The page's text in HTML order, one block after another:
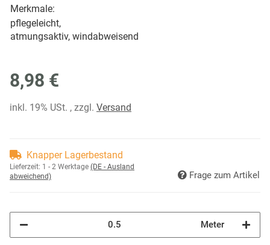
Merkmale:
pflegeleicht,
atmungsaktiv, windabweisend
8,98 €
inkl. 19% USt. , zzgl. Versand
Knapper Lagerbestand
Lieferzeit: 1 - 2 Werktage (DE - Ausland
abweichend)
Frage zum Artikel
Meter